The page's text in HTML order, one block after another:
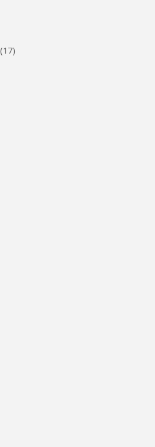
(17)